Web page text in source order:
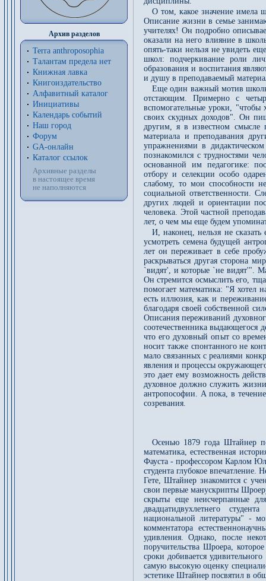
Архив разделов
Terra anthroposophia
Талантам предела нет
Книжная лавка
Книгоиздательство
Алфавитный каталог
Инициативы
Календарь событий
Наш город
Форум
GA-онлайн
Каталог ссылок
Архивные разделы
в настоящее время
не наполняются
О том, какое значение имела
Описание жизни в семье
учителях! Он подробно
оказали на него влияние в
опять-таки нельзя не увидеть
школ: подчеркивание роли
образования и воспитания
и душу в преподаваемый
Еще один важный мотив
отстающим. Примерно с
вспомогательные уроки, "чтобы
своих скудных доходов". Он
другим, я в известном смысле
материала и преподавания
упражнениями в
познакомился с трудностями
основанной им педагогике:
отбору и селекции особо
слабому, то мои способности
социальной ответственности.
других людей и ориентации
человека. Этой частной
лет, о чем мы еще будем
И, наконец, нельзя не
усмотреть семена будущей
лет он переживает в себе
раскрываться другая сторона
`видят', и которые `не видят'".
Он стремится осмыслить его,
помогает математика: "Я хотел
есть иллюзия, как и
благодаря своей собственной
Описания переживаний
соотечественника выдающегося
что его духовный опыт со
носит также спонтанного не
мало связанных с реалиями
явления и процессы
это дает ему возможность
духовное должно служить
антропософии. А пока, в
созревания.
Осенью 1879 года Штайнер
математика, естественная
Фауста - профессором Карлом
студента глубокое
Гете, Штайнер знакомится с
свои первые манускрипты
скрыты еще неисчерпанные
двадцатидвухлетнего
национальной литературы" -
комментатора
удивления. Однако, после
поручительства Шроера,
сроки добивается
самую высокую оценку
эстетике Штайнер посвятил в